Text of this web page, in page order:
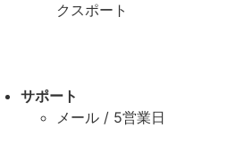
クスポート
サポート
メール / 5営業日